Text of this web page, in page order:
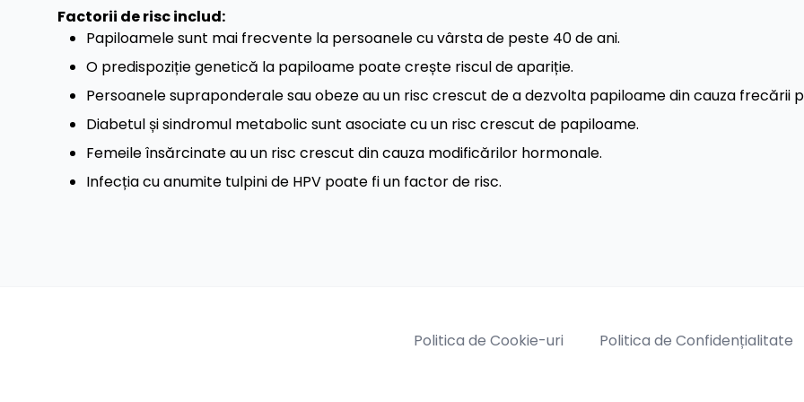
Factorii de risc includ:
Papiloamele sunt mai frecvente la persoanele cu vârsta de peste 40 de ani.
O predispoziție genetică la papiloame poate crește riscul de apariție.
Persoanele supraponderale sau obeze au un risc crescut de a dezvolta papiloame din cauza frecării
Diabetul și sindromul metabolic sunt asociate cu un risc crescut de papiloame.
Femeile însărcinate au un risc crescut din cauza modificărilor hormonale.
Infecția cu anumite tulpini de HPV poate fi un factor de risc.
Politica de Cookie-uri Politica de Confidențialitate